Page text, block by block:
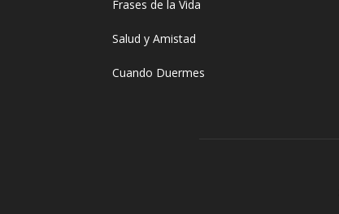
Frases de la Vida
Salud y Amistad
Cuando Duermes